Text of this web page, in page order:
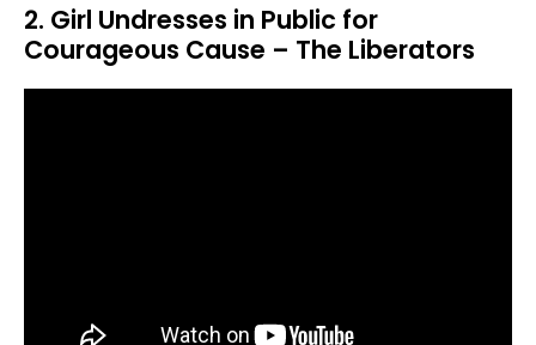
2. Girl Undresses in Public for
Courageous Cause – The Liberators